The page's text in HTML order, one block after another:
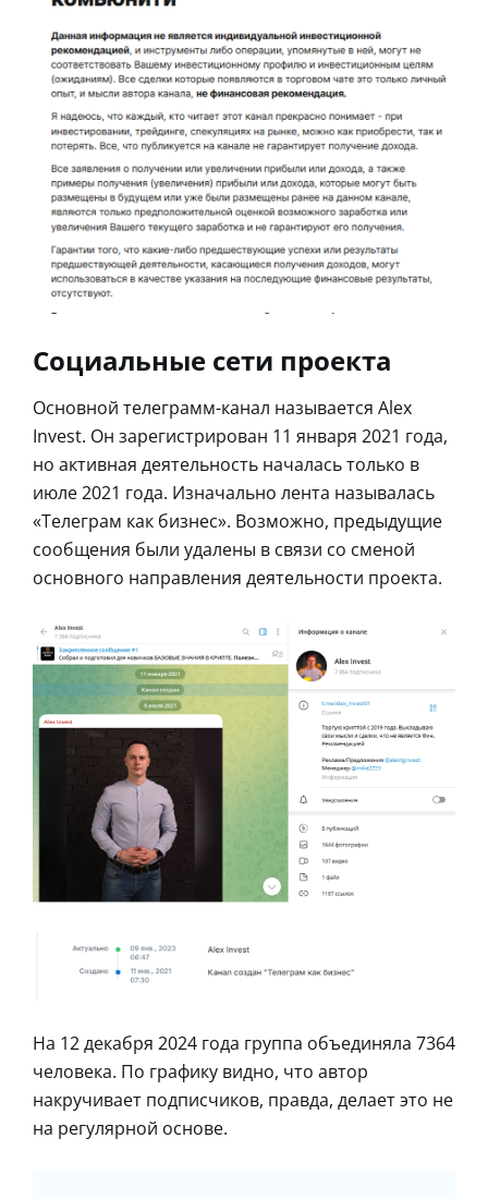
Социальные сети проекта
Основной телеграмм-канал называется Alex
Invest. Он зарегистрирован 11 января 2021 года,
но активная деятельность началась только в
июле 2021 года. Изначально лента называлась
«Телеграм как бизнес». Возможно, предыдущие
сообщения были удалены в связи со сменой
основного направления деятельности проекта.
На 12 декабря 2024 года группа объединяла 7364
человека. По графику видно, что автор
накручивает подписчиков, правда, делает это не
на регулярной основе.